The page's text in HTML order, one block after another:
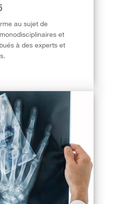
au sujet de
et
à des experts et